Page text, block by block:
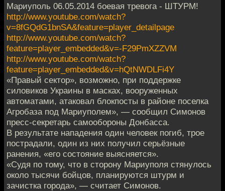
Мариуполь 06.05.2014 боевая тревога - ШТУРМ!
http://www.youtube.com/watch?
v=8fGQdG1bnSA&feature=player_detailpage
http://www.youtube.com/watch?
feature=player_embedded&v=-F29PmXZZVM
http://www.youtube.com/watch?
feature=player_embedded&v=hQtNWDLFi4Y
«Правый сектор», возможно, при поддержке
силовиков Украины в масках, вооруженных
автоматами, атаковал блокпосты в районе поселка
Агробаза под Мариуполем», — сообщил Симонов
пресс-секретарь самообороны Донбасса.
В результате нападения один человек погиб, трое
пострадали, один из них получил серьёзные
ранения, «его состояние выясняется».
«Судя по тому, что в сторону Мариуполя стянулось
около тысячи бойцов, планируются штурм и
зачистка города», — считает Симонов.